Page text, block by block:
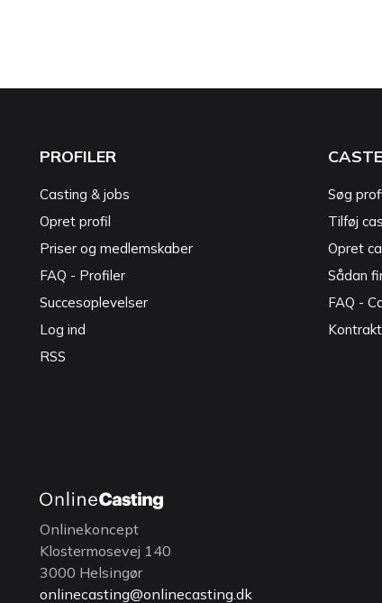
PROFILER
Casting & jobs
Opret profil
Priser og medlemskaber
FAQ - Profiler
Succesoplevelser
Log ind
RSS
Søg
Tilføj
Opret
Sådan
FAQ -
Onlinekoncept
Klostermosevej 140
3000 Helsingør
onlinecasting@onlinecasting.dk